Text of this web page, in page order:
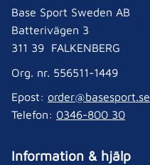
Base Sport Sweden AB
Batterivägen 3
311 39 FALKENBERG
Org. nr. 556511-1449
Epost: order@basesport.se
Telefon: 0346-800 30
Information & hjälp